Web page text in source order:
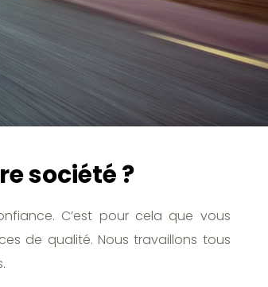
société ?
C’est pour cela que vous
de qualité. Nous travaillons tous